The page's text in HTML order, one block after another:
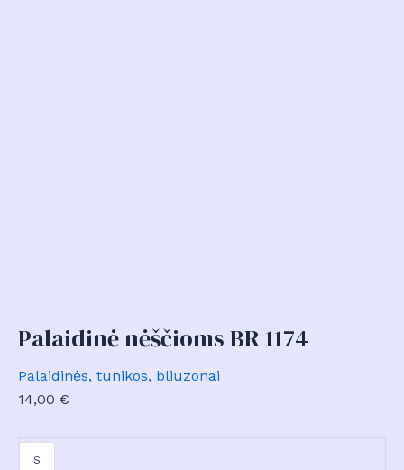
Palaidinė nėščioms BR 1174
Palaidinės, tunikos, bliuzonai
14,00 €
S